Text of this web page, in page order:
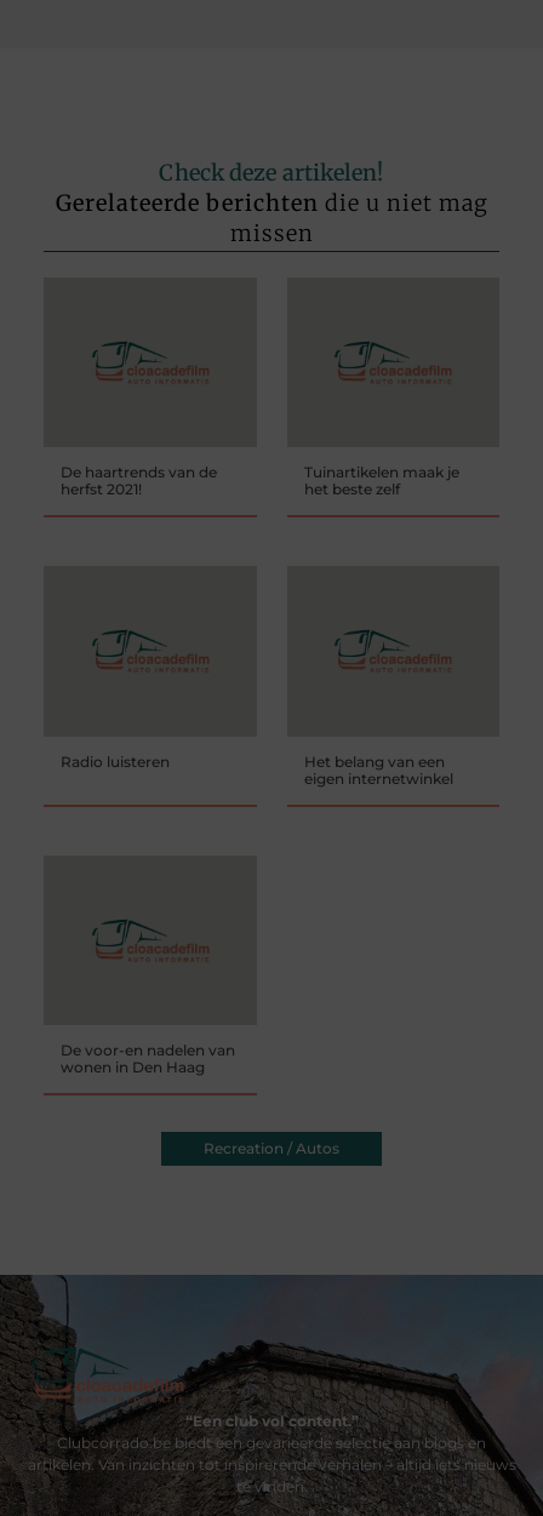
Check deze artikelen!
Gerelateerde berichten die u niet mag
missen
De haartrends van de
herfst 2021!
Tuinartikelen maak je
het beste zelf
Radio luisteren
Het belang van een
eigen internetwinkel
De voor-en nadelen van
wonen in Den Haag
Recreation / Autos
“Een club vol content.”
Clubcorrado.be biedt een gevarieerde selectie aan blogs en
artikelen. Van inzichten tot inspirerende verhalen – altijd iets nieuws
te vinden.